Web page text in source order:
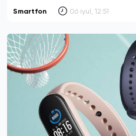
Smartfon 06 iyul, 12:51